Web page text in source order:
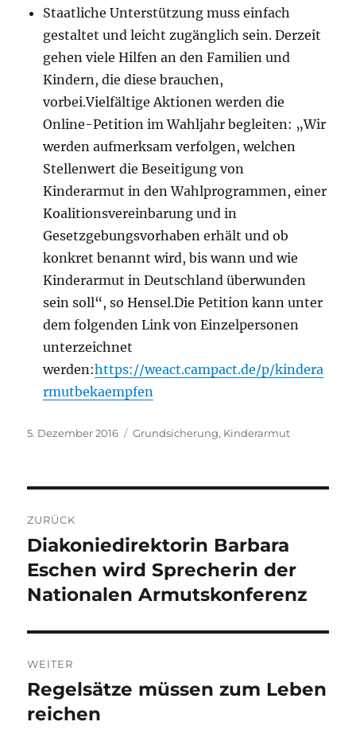
Staatliche Unterstützung muss einfach
gestaltet und leicht zugänglich sein. Derzeit
gehen viele Hilfen an den Familien und
Kindern, die diese brauchen,
vorbei.Vielfältige Aktionen werden die
Online-Petition im Wahljahr begleiten: „Wir
werden aufmerksam verfolgen, welchen
Stellenwert die Beseitigung von
Kinderarmut in den Wahlprogrammen, einer
Koalitionsvereinbarung und in
Gesetzgebungsvorhaben erhält und ob
konkret benannt wird, bis wann und wie
Kinderarmut in Deutschland überwunden
sein soll“, so Hensel.Die Petition kann unter
dem folgenden Link von Einzelpersonen
unterzeichnet
werden:https://weact.campact.de/p/kindera
rmutbekaempfen
Veröffentlicht
5. Dezember 2016 Kategorien
Grundsicherung, Kinderarmut
ZURÜCK
Vorheriger
Beitrag:
Diakoniedirektorin Barbara
Eschen wird Sprecherin der
Nationalen Armutskonferenz
WEITER
Nächster
Beitrag:
Regelsätze müssen zum Leben
reichen